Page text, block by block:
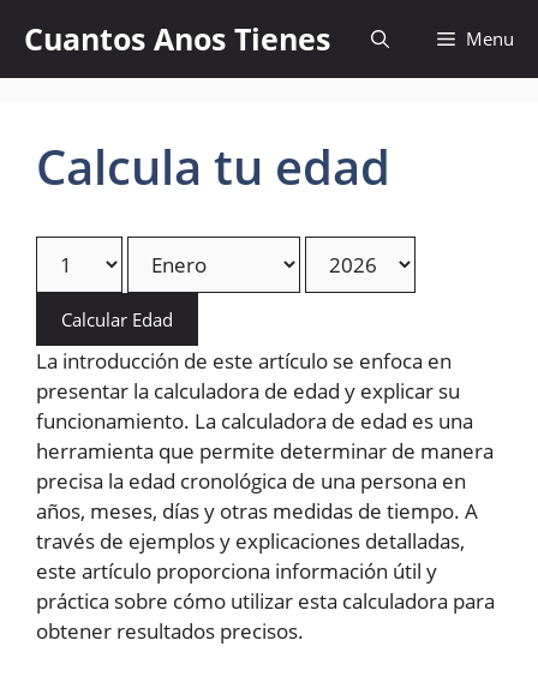
content
Cuantos Anos Tienes Menu
Calcula tu edad
Calcular Edad
La introducción de este artículo se enfoca en
presentar la calculadora de edad y explicar su
funcionamiento. La calculadora de edad es una
herramienta que permite determinar de manera
precisa la edad cronológica de una persona en
años, meses, días y otras medidas de tiempo. A
través de ejemplos y explicaciones detalladas,
este artículo proporciona información útil y
práctica sobre cómo utilizar esta calculadora para
obtener resultados precisos.